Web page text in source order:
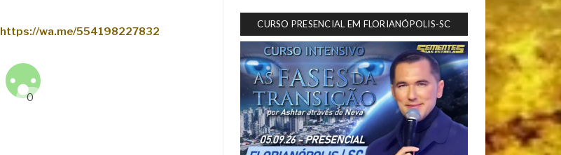
https://wa.me/554198227832
CURSO PRESENCIAL EM FLORIANÓPOLIS-SC